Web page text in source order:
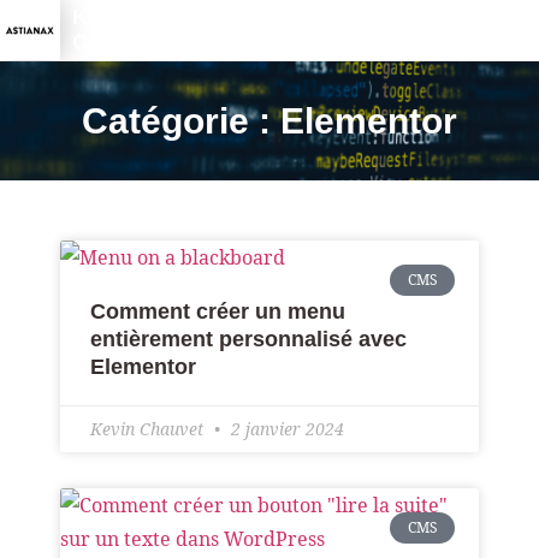
Catégorie : Elementor
CMS
Comment créer un menu
entièrement personnalisé avec
Elementor
Kevin Chauvet 2 janvier 2024
CMS